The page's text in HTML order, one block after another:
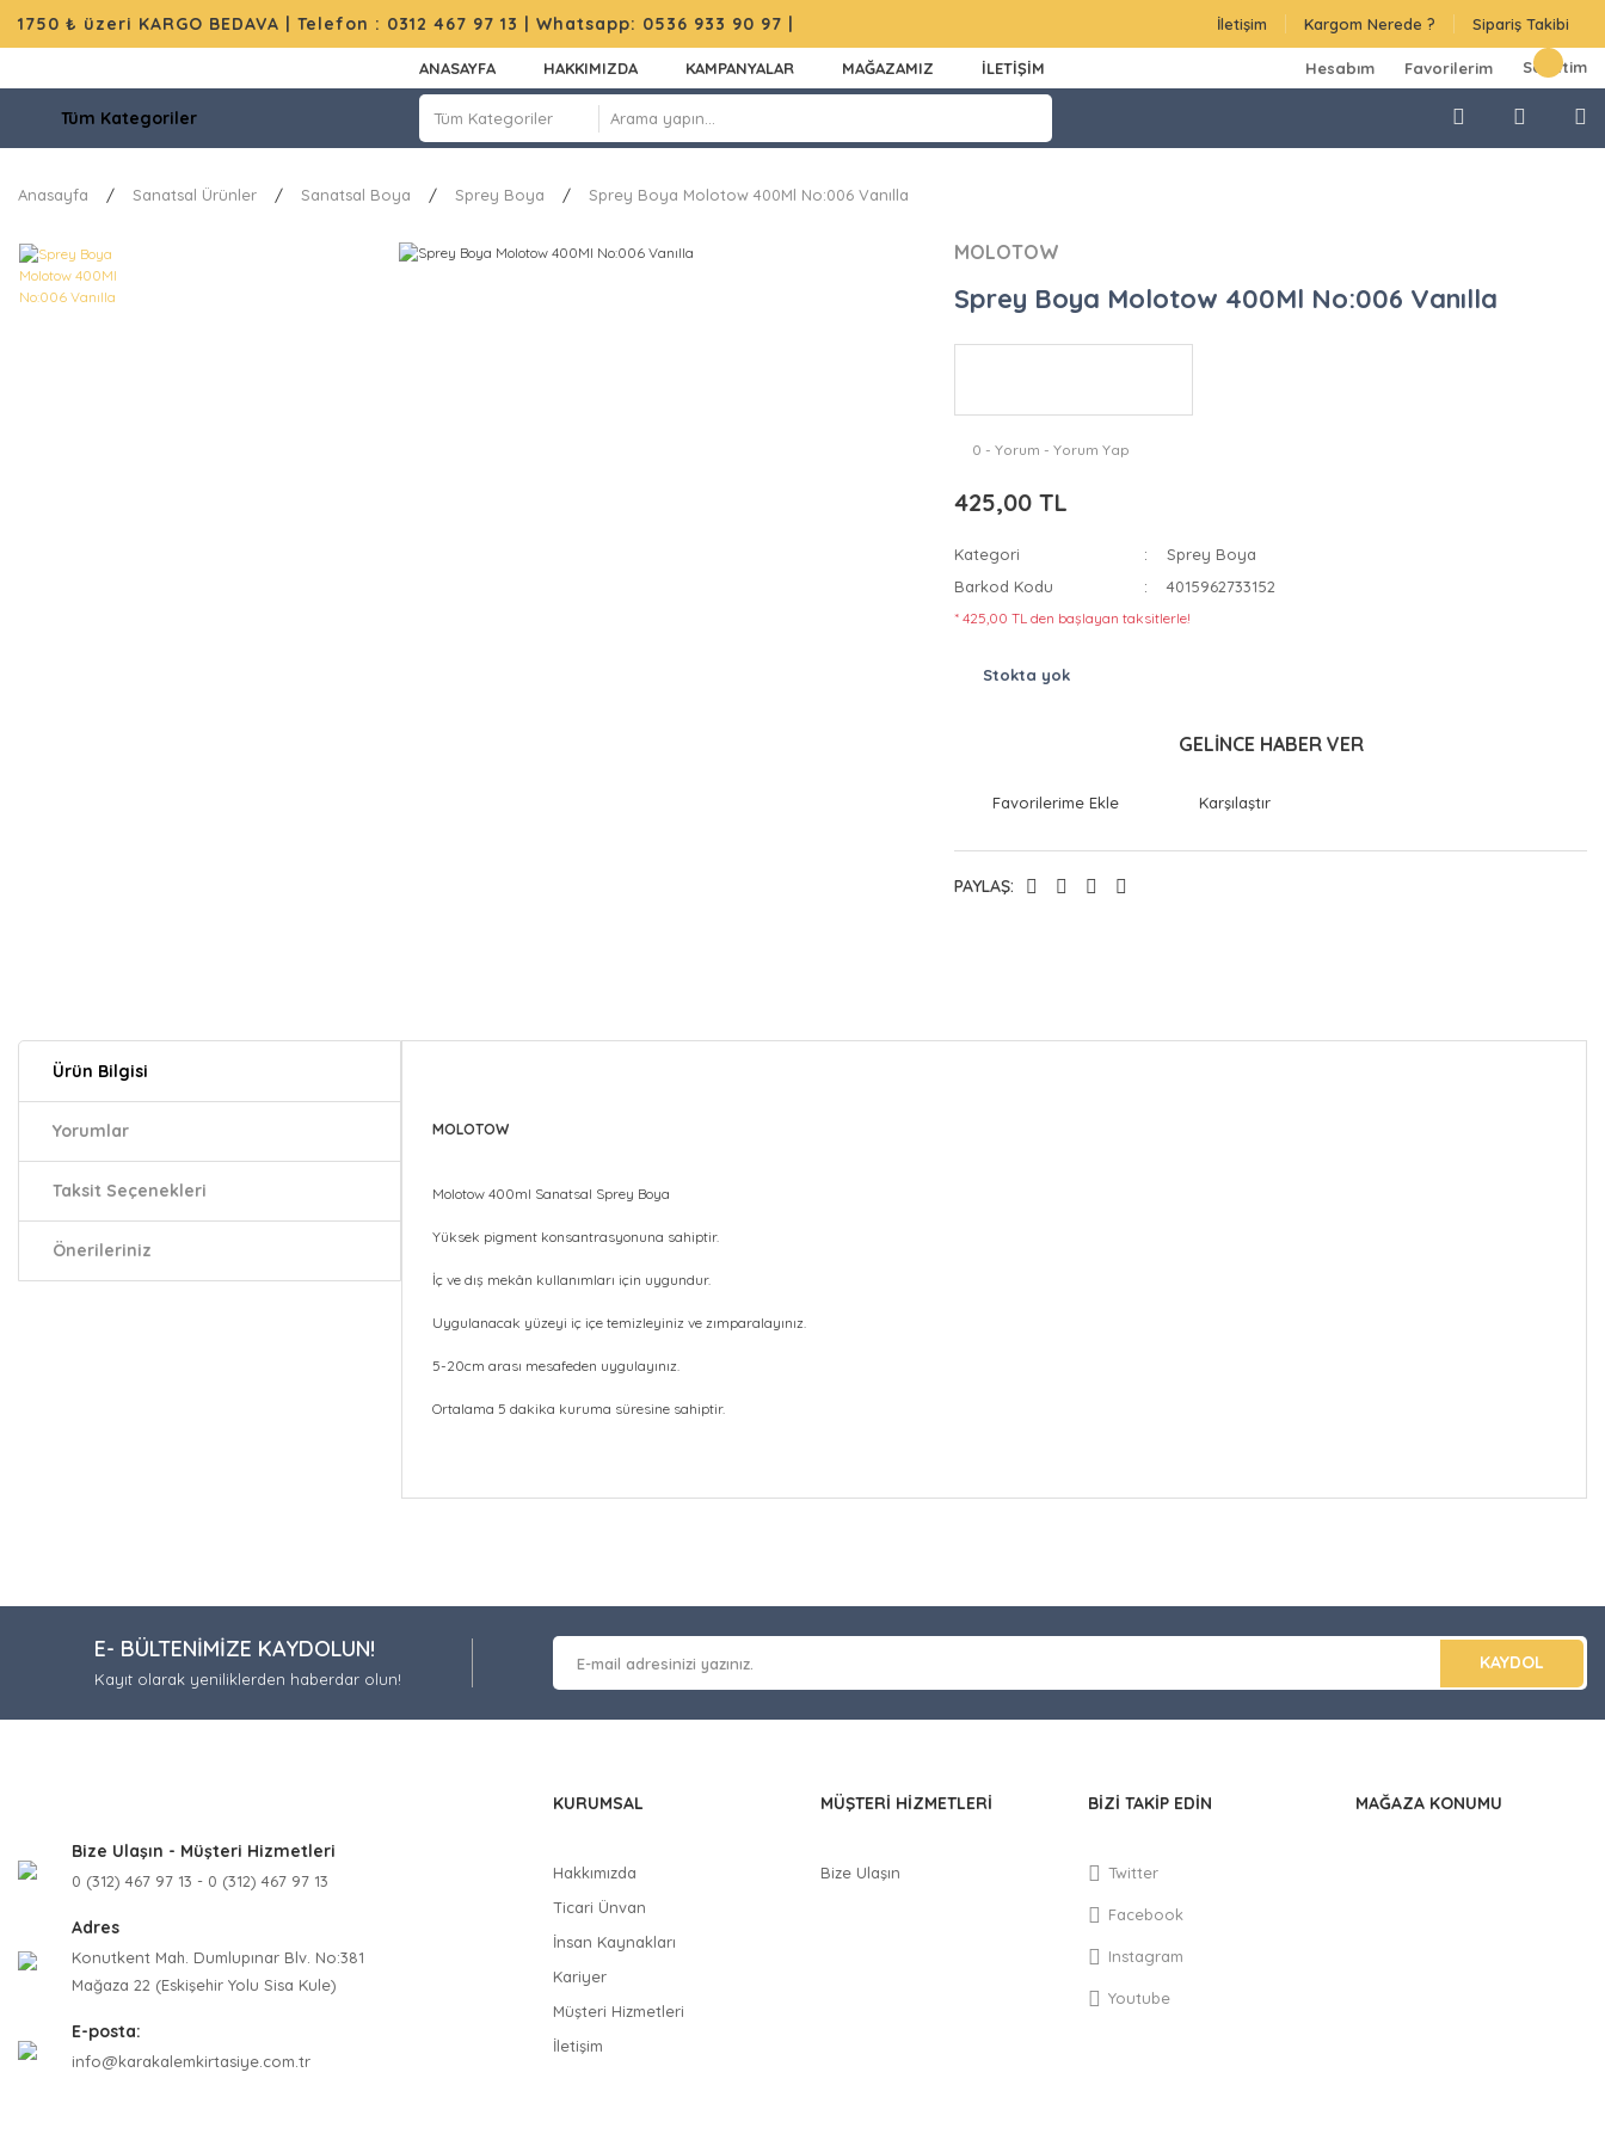
1750 ₺ üzeri KARGO BEDAVA | Telefon : 0312 467 97 13 | Whatsapp: 0536 933 90 97 | İletişim Kargom Nerede ? Sipariş Takibi
ANASAYFA HAKKIMIZDA KAMPANYALAR MAĞAZAMIZ İLETİŞİM Hesabım Favorilerim Sepetim
Tüm Kategoriler
Anasayfa Sanatsal Ürünler Sanatsal Boya Sprey Boya Sprey Boya Molotow 400Ml No:006 Vanılla
MOLOTOW
Sprey Boya Molotow 400Ml No:006 Vanılla
0 - Yorum - Yorum Yap
425,00 TL
Kategori
Sprey Boya
Barkod Kodu
4015962733152
* 425,00 TL den başlayan taksitlerle!
Stokta yok
GELİNCE HABER VER
Karşılaştır
PAYLAŞ:
Ürün Bilgisi
Yorumlar
Taksit Seçenekleri
Önerileriniz
MOLOTOW
Molotow 400ml Sanatsal Sprey Boya
Yüksek pigment konsantrasyonuna sahiptir.
İç ve dış mekân kullanımları için uygundur.
Uygulanacak yüzeyi iç içe temizleyiniz ve zımparalayınız.
5-20cm arası mesafeden uygulayınız.
Ortalama 5 dakika kuruma süresine sahiptir.
Ürün açıklamasında eksik bilgiler bulunuyor.
Ürün bilgilerinde hatalar bulunuyor.
Ürün fiyatı diğer sitelerden daha pahalı.
E- BÜLTENİMİZE KAYDOLUN!
Kayıt olarak yeniliklerden haberdar olun!
KAYDOL
Bize Ulaşın - Müşteri Hizmetleri
0 (312) 467 97 13 - 0 (312) 467 97 13
Adres
Konutkent Mah. Dumlupınar Blv. No:381
Mağaza 22 (Eskişehir Yolu Sisa Kule)
E-posta:
info@karakalemkirtasiye.com.tr
KURUMSAL
Hakkımızda
Ticari Ünvan
İnsan Kaynakları
Kariyer
Müşteri Hizmetleri
İletişim
MÜŞTERİ HİZMETLERİ
Bize Ulaşın
BİZİ TAKİP EDİN
Twitter
Facebook
Instagram
Youtube
MAĞAZA KONUMU